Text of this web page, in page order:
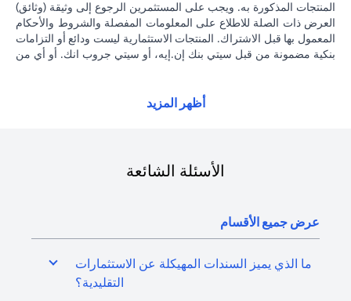
المنتجات المذكورة به. ويجب على المستثمرين الرجوع إلى وثيقة (وثائق)
العرض ذات الصلة للاطلاع على المعلومات المفصلة والشروط والأحكام
المعمول بها قبل الاشتراك. المنتجات الاستثمارية ليست ودائع أو التزامات
بنكية مضمونة من قبل سيتي بنك إن.إيه، أو سيتي جروب انك. أو أي من
فإن منتجات الاستثمار والخزانة تخضع لمخاطر الاستثمار، بما في ذلك
استثمارية و / أو منتجات خزينة مقومة بعملة أجنبية (غير محلية) على دراية
بمخاطر تقلبات أسعار الصرف التي قد تتسبب في خسارة رأس المال عند
بمنتجات الاستثمار والخزينة لشروط وأحكام منتجات الاستثمار والخزينة
الفردية. يدرك العميل أنه يقع على عاتقه السعي للحصول على مشورة
قانونية و / أو ضريبية للوقوف على التبعات القانونية والضريبية لمعاملاته
الاستثمارية. إذا قام العميل بتغيير محل إقامته أو جنسيته أو محل عمله،
فإنه يقع على عاتقه مسؤولية اطلاع نفسه على الآثار التي قد تلحق
أظهر المزيد
الأسئلة الشائعة
عرض جميع الأقسام
ما الذي يميز السندات المهيكلة عن الاستثمارات
التقليدية؟